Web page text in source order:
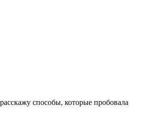
способы, которые пробовала